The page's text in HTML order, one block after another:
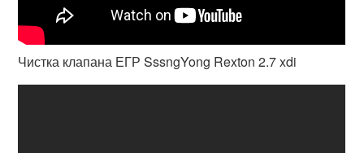
Чистка клапана ЕГР SssngYong Rexton 2.7 xdi